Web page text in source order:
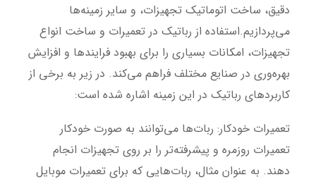
دقیق، ساخت اتوماتیک تجهیزات، و سایر زمینه‌ها
می‌پردازیم.استفاده از رباتیک در تعمیرات و ساخت انواع
تجهیزات، امکانات بسیاری را برای بهبود فرایندها و افزایش
بهره‌وری در صنایع مختلف فراهم می‌کند. در زیر به برخی از
کاربردهای رباتیک در این زمینه اشاره شده است:
تعمیرات خودکار: ربات‌ها می‌توانند به صورت خودکار
تعمیرات روزمره و پیشرفته‌تر را بر روی تجهیزات انجام
دهند. به عنوان مثال، ربات‌هایی که برای تعمیرات موبایل